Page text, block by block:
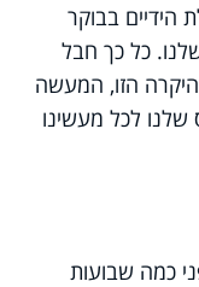
הידיים בבוקר
כל כך חבל
הזו, המעשה
שלנו לכל מעשינו
כמה שבועות